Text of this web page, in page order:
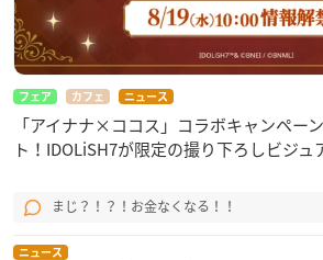
フェア カフェ ニュース
「アイナナ×ココス」コラボキャンペー
ト！IDOLiSH7が限定の撮り下ろしビジュ
まじ？！？！お金なくなる！！
ニュース